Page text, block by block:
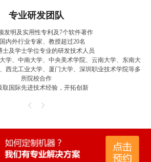
专业研发团队
发明及实用性专利及7个软件著作
内外行业专家、教授超过20名
士及学士学位专业的研发技术人员
学、中南大学、中央美术学院、云南大学、东南大
西北工业大学、厦门大学、深圳职业技术学院等多
所院校合作
取国际先进技术经验，开拓创新